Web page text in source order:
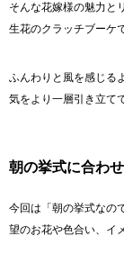
そんな花嫁様の魅力と
生花のクラッチブーケ
ふんわりと風を感じる
気をより一層引き立て
朝の挙式に合わ
今回は「朝の挙式なの
望のお花や色合い、イ